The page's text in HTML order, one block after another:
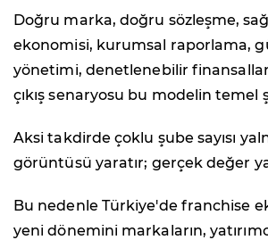
Doğru marka, doğru sözleşme,
ekonomisi, kurumsal raporlama,
yönetimi, denetlenebilir
çıkış senaryosu bu modelin temel
Aksi takdirde çoklu şube sayısı
görüntüsü yaratır; gerçek değer
Bu nedenle Türkiye'de franchise
yeni dönemini markaların,